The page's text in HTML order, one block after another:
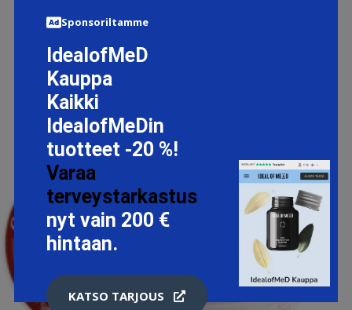
Sponsoriltamme
IdealofMeD
Kauppa
Kaikki
IdealofMeDin
tuotteet -20 %!
Varaa
terveystarkastus
nyt vain 200 €
hintaan.
KATSO TARJOUS